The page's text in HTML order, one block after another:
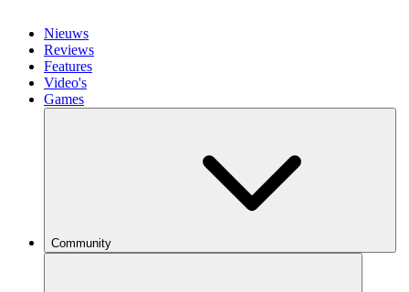
Nieuws
Reviews
Features
Video's
Games
Community